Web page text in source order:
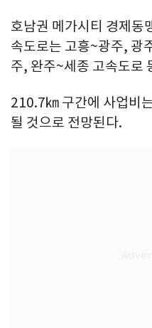
호남권 메가시티 경제동
속도로는 고흥~광주, 광
주, 완주~세종 고속도로
210.7㎞ 구간에 사업비
될 것으로 전망된다.